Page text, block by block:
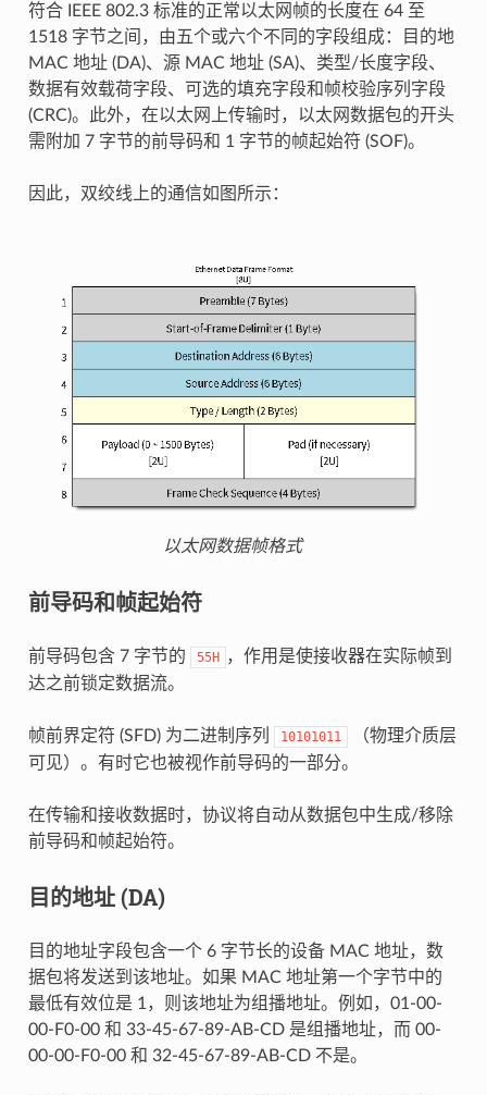
符合 IEEE 802.3 标准的正常以太网帧的长度在 64 至
1518 字节之间，由五个或六个不同的字段组成：目的地
MAC 地址 (DA)、源 MAC 地址 (SA)、类型/长度字段、
数据有效载荷字段、可选的填充字段和帧校验序列字段
(CRC)。此外，在以太网上传输时，以太网数据包的开头
需附加 7 字节的前导码和 1 字节的帧起始符 (SOF)。
因此，双绞线上的通信如图所示：
以太网数据帧格式
前导码和帧起始符
前导码包含 7 字节的 55H
，作用是使接收器在实际帧到
达之前锁定数据流。
帧前界定符 (SFD) 为二进制序列 10101011
（物理介质层
可见）。有时它也被视作前导码的一部分。
在传输和接收数据时，协议将自动从数据包中生成/移除
前导码和帧起始符。
目的地址 (DA)
目的地址字段包含一个 6 字节长的设备 MAC 地址，数
据包将发送到该地址。如果 MAC 地址第一个字节中的
最低有效位是 1，则该地址为组播地址。例如，01-00-
00-F0-00 和 33-45-67-89-AB-CD 是组播地址，而 00-
00-00-F0-00 和 32-45-67-89-AB-CD 不是。